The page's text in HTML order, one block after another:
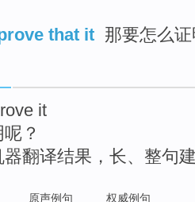
that it 那要怎么
it
？
器翻译结果，长、整句
原声例句 权威例句